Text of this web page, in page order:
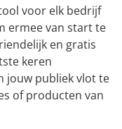
voor elk bedrijf
ermee van start te
en gratis
keren
jouw publiek vlot te
of producten van